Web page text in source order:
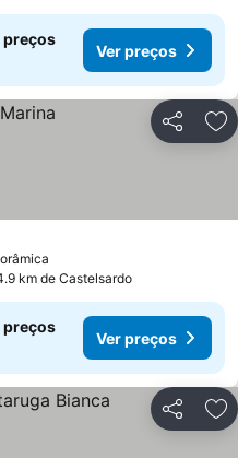
preços
Ver preços
Partilhar
km de Castelsardo
preços
Ver preços
Partilhar